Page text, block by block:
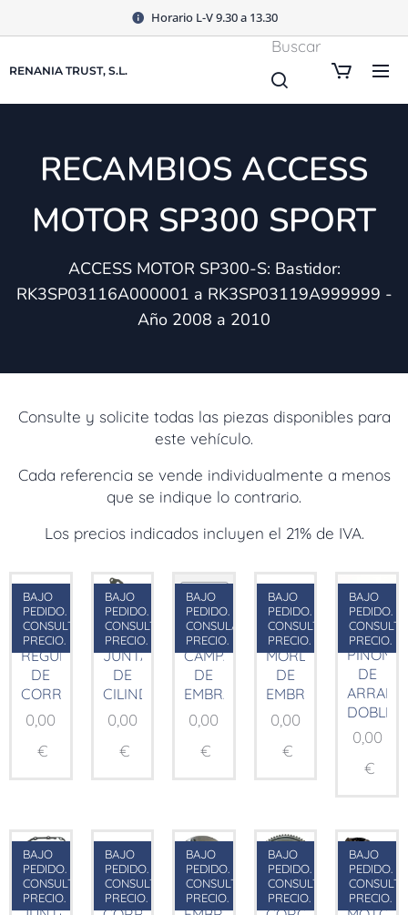
Horario L-V 9.30 a 13.30
RENANIA TRUST, S.L.
Buscar
RECAMBIOS ACCESS
MOTOR SP300 SPORT
ACCESS MOTOR SP300-S: Bastidor:
RK3SP03116A000001 a RK3SP03119A999999 -
Año 2008 a 2010
Consulte y solicite todas las piezas disponibles para
este vehículo.
Cada referencia se vende individualmente a menos
que se indique lo contrario.
Los precios indicados incluyen el 21% de IVA.
REGULADOR
DE
CORRIENTE
BAJO
PEDIDO.
CONSULTAR
PRECIO.
0,00
€
JUNTA
DE
CILINDRO
BAJO
PEDIDO.
CONSULTAR
PRECIO.
0,00
€
CAMPANA
DE
EMBRAGUE
BAJO
PEDIDO.
CONSULAR
PRECIO.
0,00
€
MORDAZA
DE
EMBRAGUE
BAJO
PEDIDO.
CONSULTAR
PRECIO.
0,00
€
PIÑÓN
DE
DOBLE
BAJO
PEDIDO.
PRECIO.
0,00
€
BAJO
PEDIDO.
CONSULTAR
PRECIO.
BAJO
PEDIDO.
CONSULTAR
PRECIO.
BAJO
PEDIDO.
CONSULTAR
PRECIO.
BAJO
PEDIDO.
CONSULTAR
PRECIO.
BAJO
PEDIDO.
PRECIO.